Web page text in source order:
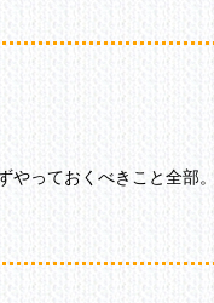
っておくべきこと全部。